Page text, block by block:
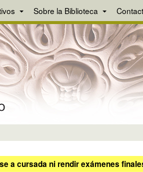
Sobre la Biblioteca
a cursada ni rendir exámenes